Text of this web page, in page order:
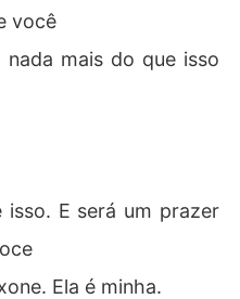
você
mais do que isso
isso. E será um prazer
Ela é minha.